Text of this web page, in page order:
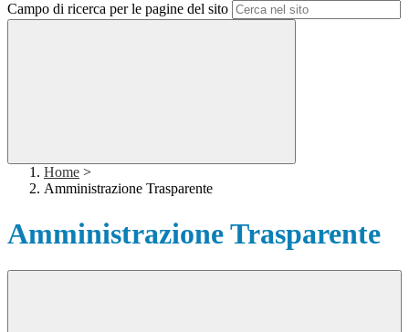
Campo di ricerca per le pagine del sito
Home >
Amministrazione Trasparente
Amministrazione Trasparente